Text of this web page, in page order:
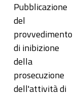
Pubblicazione
del
provvedimento
di inibizione
della
prosecuzione
dell'attività di